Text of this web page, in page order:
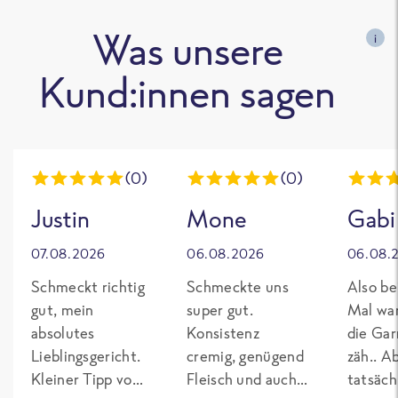
Was unsere
Kund:innen sagen
i
(0)
Justin
07.08.2026
Schmeckt richtig
gut, mein
absolutes
Lieblingsgericht.
Kleiner Tipp von
(0)
Mone
06.08.2026
Schmeckte uns
super gut.
Konsistenz
cremig, genügend
Fleisch und auch
Gabi
Also
Mal
die
zäh..